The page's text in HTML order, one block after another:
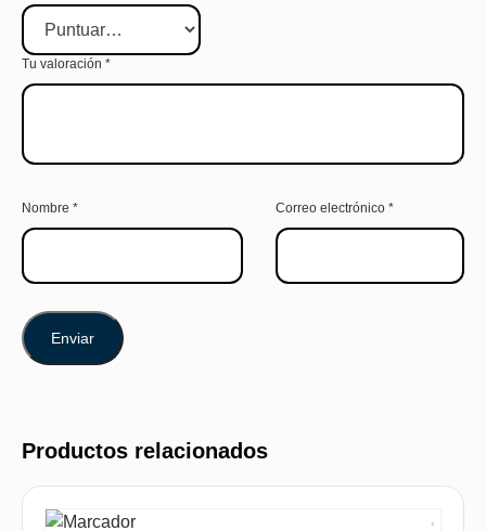
Tu valoración *
Nombre * Correo electrónico *
Productos relacionados